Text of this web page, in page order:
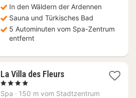
139
€
In den Wäldern der Ardennen
Sauna und Türkisches Bad
5 Autominuten vom Spa-Zentrum
entfernt
La Villa des Fleurs1
ab
, 4 Sterne
Spa · 150 m vom Stadtzentrum